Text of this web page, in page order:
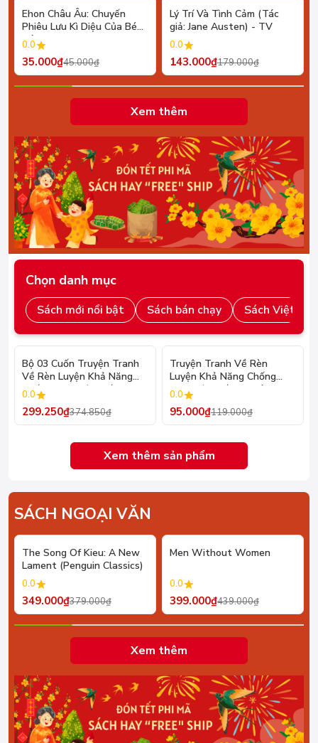
Ehon Châu Âu: Chuyến
Phiêu Lưu Kì Diệu Của Bé
Cánh Cụt
0.0
35.000₫45.000₫
- 20%
Lý Trí Và Tình Cảm (Tác
giả: Jane Austen) - TV
0.0
143.000₫179.000₫
Xem thêm
Chọn danh mục
Sách mới nổi bật Sách bán chạy Sách Việt
- 20%
Bộ 03 Cuốn Truyện Tranh
Về Rèn Luyện Khả Năng
Chống Chọi Với Thất Bại
Dành Cho Học Sinh Tiểu
Học
0.0
299.250₫374.850₫
Truyện Tranh Về Rèn
Luyện Khả Năng Chống
Chọi Với Thất Bại Dành
Cho Học Sinh Tiểu Học -
Khả Năng Chịu Đựng Thất
Bại
0.0
95.000₫119.000₫
Xem thêm sản phẩm
SÁCH NGOẠI VĂN
The Song Of Kieu: A New
Lament (Penguin Classics)
0.0
349.000₫379.000₫
Men Without Women
0.0
399.000₫439.000₫
Xem thêm